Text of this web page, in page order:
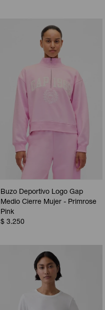
Buzo Deportivo Logo Gap
Medio Cierre Mujer - Primrose
Pink
$ 3.250